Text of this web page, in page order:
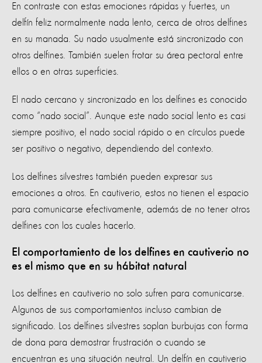
En contraste con estas emociones rápidas y fuertes, un
delfín feliz normalmente nada lento, cerca de otros delfines
en su manada. Su nado usualmente está sincronizado con
otros delfines. También suelen frotar su área pectoral entre
ellos o en otras superficies.
El nado cercano y sincronizado en los delfines es conocido
como “nado social”. Aunque este nado social lento es casi
siempre positivo, el nado social rápido o en círculos puede
ser positivo o negativo, dependiendo del contexto.
Los delfines silvestres también pueden expresar sus
emociones a otros. En cautiverio, estos no tienen el espacio
para comunicarse efectivamente, además de no tener otros
delfines con los cuales hacerlo.
El comportamiento de los delfines en cautiverio no
es el mismo que en su hábitat natural
Los delfines en cautiverio no solo sufren para comunicarse.
Algunos de sus comportamientos incluso cambian de
significado. Los delfines silvestres soplan burbujas con forma
de dona para demostrar frustración o cuando se
encuentran es una situación neutral. Un delfín en cautiverio